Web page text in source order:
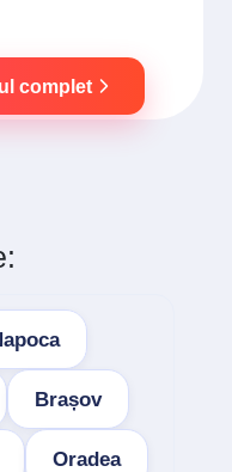
complet
Brașov
Oradea